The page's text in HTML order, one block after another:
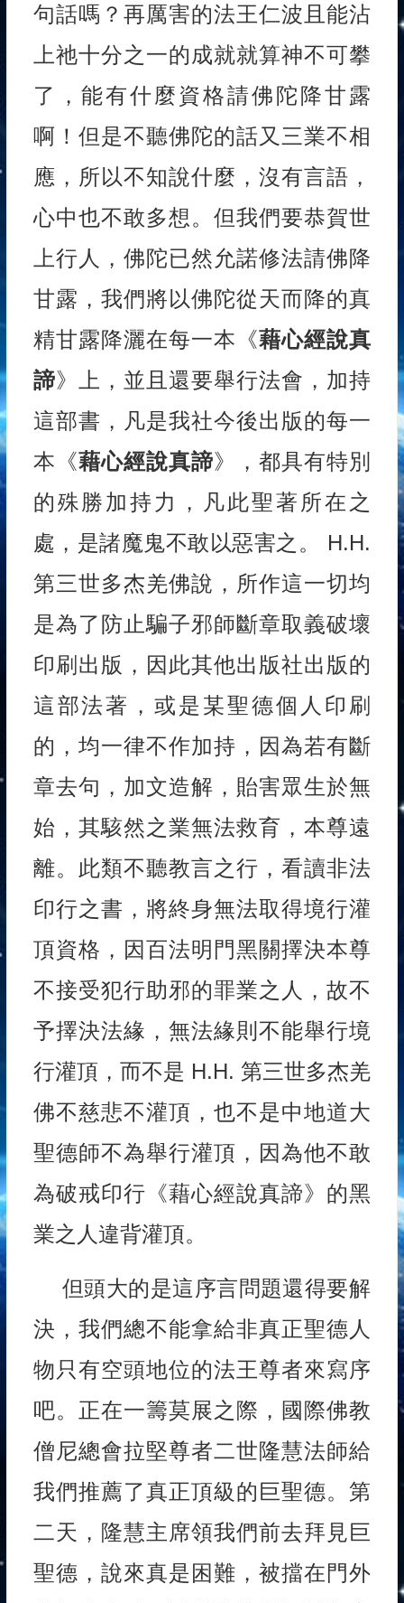
句話嗎？再厲害的法王仁波且能沾
上祂十分之一的成就就算神不可攀
了，能有什麼資格請佛陀降甘露
啊！但是不聽佛陀的話又三業不相
應，所以不知說什麼，沒有言語，
心中也不敢多想。但我們要恭賀世
上行人，佛陀已然允諾修法請佛降
甘露，我們將以佛陀從天而降的真
精甘露降灑在每一本《藉心經說真
諦》上，並且還要舉行法會，加持
這部書，凡是我社今後出版的每一
本《藉心經說真諦》，都具有特別
的殊勝加持力，凡此聖著所在之
處，是諸魔鬼不敢以惡害之。 H.H.
第三世多杰羌佛說，所作這一切均
是為了防止騙子邪師斷章取義破壞
印刷出版，因此其他出版社出版的
這部法著，或是某聖德個人印刷
的，均一律不作加持，因為若有斷
章去句，加文造解，貽害眾生於無
始，其駭然之業無法救育，本尊遠
離。此類不聽教言之行，看讀非法
印行之書，將終身無法取得境行灌
頂資格，因百法明門黑關擇決本尊
不接受犯行助邪的罪業之人，故不
予擇決法緣，無法緣則不能舉行境
行灌頂，而不是 H.H. 第三世多杰羌
佛不慈悲不灌頂，也不是中地道大
聖德師不為舉行灌頂，因為他不敢
為破戒印行《藉心經說真諦》的黑
業之人違背灌頂。
但頭大的是這序言問題還得要解
決，我們總不能拿給非真正聖德人
物只有空頭地位的法王尊者來寫序
吧。正在一籌莫展之際，國際佛教
僧尼總會拉堅尊者二世隆慧法師給
我們推薦了真正頂級的巨聖德。第
二天，隆慧主席領我們前去拜見巨
聖德，說來真是困難，被擋在門外